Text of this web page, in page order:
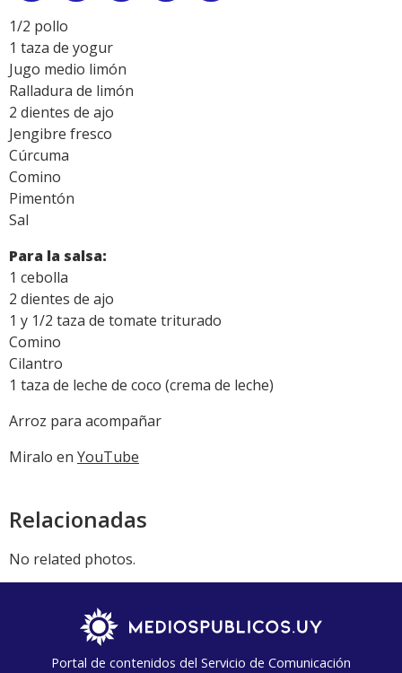
1/2 pollo
1 taza de yogur
Jugo medio limón
Ralladura de limón
2 dientes de ajo
Jengibre fresco
Cúrcuma
Comino
Pimentón
Sal
Para la salsa:
1 cebolla
2 dientes de ajo
1 y 1/2 taza de tomate triturado
Comino
Cilantro
1 taza de leche de coco (crema de leche)
Arroz para acompañar
Miralo en YouTube
Relacionadas
No related photos.
Portal de contenidos del Servicio de Comunicación